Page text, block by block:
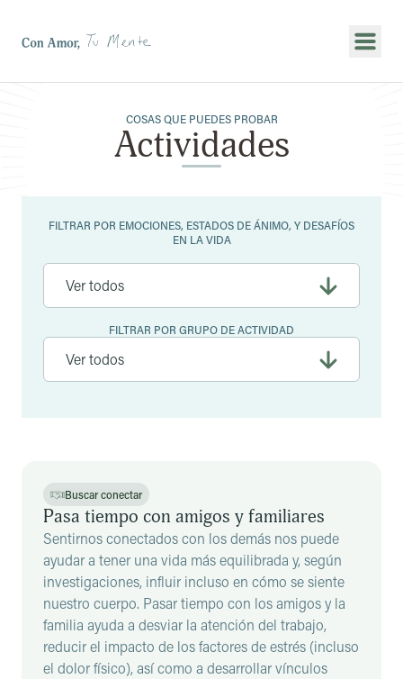
COSAS QUE PUEDES PROBAR
Actividades
FILTRAR POR EMOCIONES, ESTADOS DE ÁNIMO, Y DESAFÍOS
EN LA VIDA
FILTRAR POR GRUPO DE ACTIVIDAD
Buscar conectar
Pasa tiempo con amigos y familiares
Sentirnos conectados con los demás nos puede
ayudar a tener una vida más equilibrada y, según
investigaciones, influir incluso en cómo se siente
nuestro cuerpo. Pasar tiempo con los amigos y la
familia ayuda a desviar la atención del trabajo,
reducir el impacto de los factores de estrés (incluso
el dolor físico), así como a desarrollar vínculos